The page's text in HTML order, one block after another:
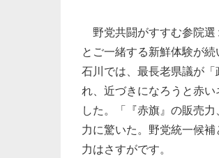
野党共闘がすすむ参院選
とご一緒する新鮮体験が続
石川では、最長老県議が
れ、近づきになろうと赤
した。「『赤旗』の販売
力に驚いた。野党統一候
力はさすがです。